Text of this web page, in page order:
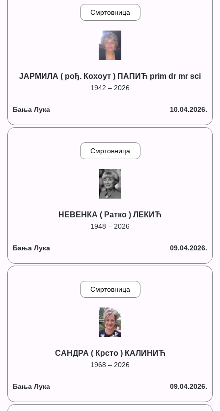
Смртовница
ЈАРМИЛА ( рођ. Кохоут ) ПАПИЋ prim dr mr sci
1942 – 2026
Бања Лука 10.04.2026.
Смртовница
НЕВЕНКА ( Ратко ) ЛЕКИЋ
1948 – 2026
Бања Лука 09.04.2026.
Смртовница
САНДРА ( Крсто ) КАЛИНИЋ
1968 – 2026
Бања Лука 09.04.2026.